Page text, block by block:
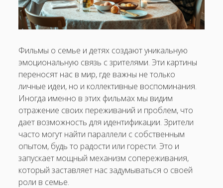
Фильмы о семье и детях создают уникальную
эмоциональную связь с зрителями. Эти картины
переносят нас в мир, где важны не только
личные идеи, но и коллективные воспоминания.
Иногда именно в этих фильмах мы видим
отражение своих переживаний и проблем, что
дает возможность для идентификации. Зрители
часто могут найти параллели с собственным
опытом, будь то радости или горести. Это и
запускает мощный механизм сопереживания,
который заставляет нас задумываться о своей
роли в семье.